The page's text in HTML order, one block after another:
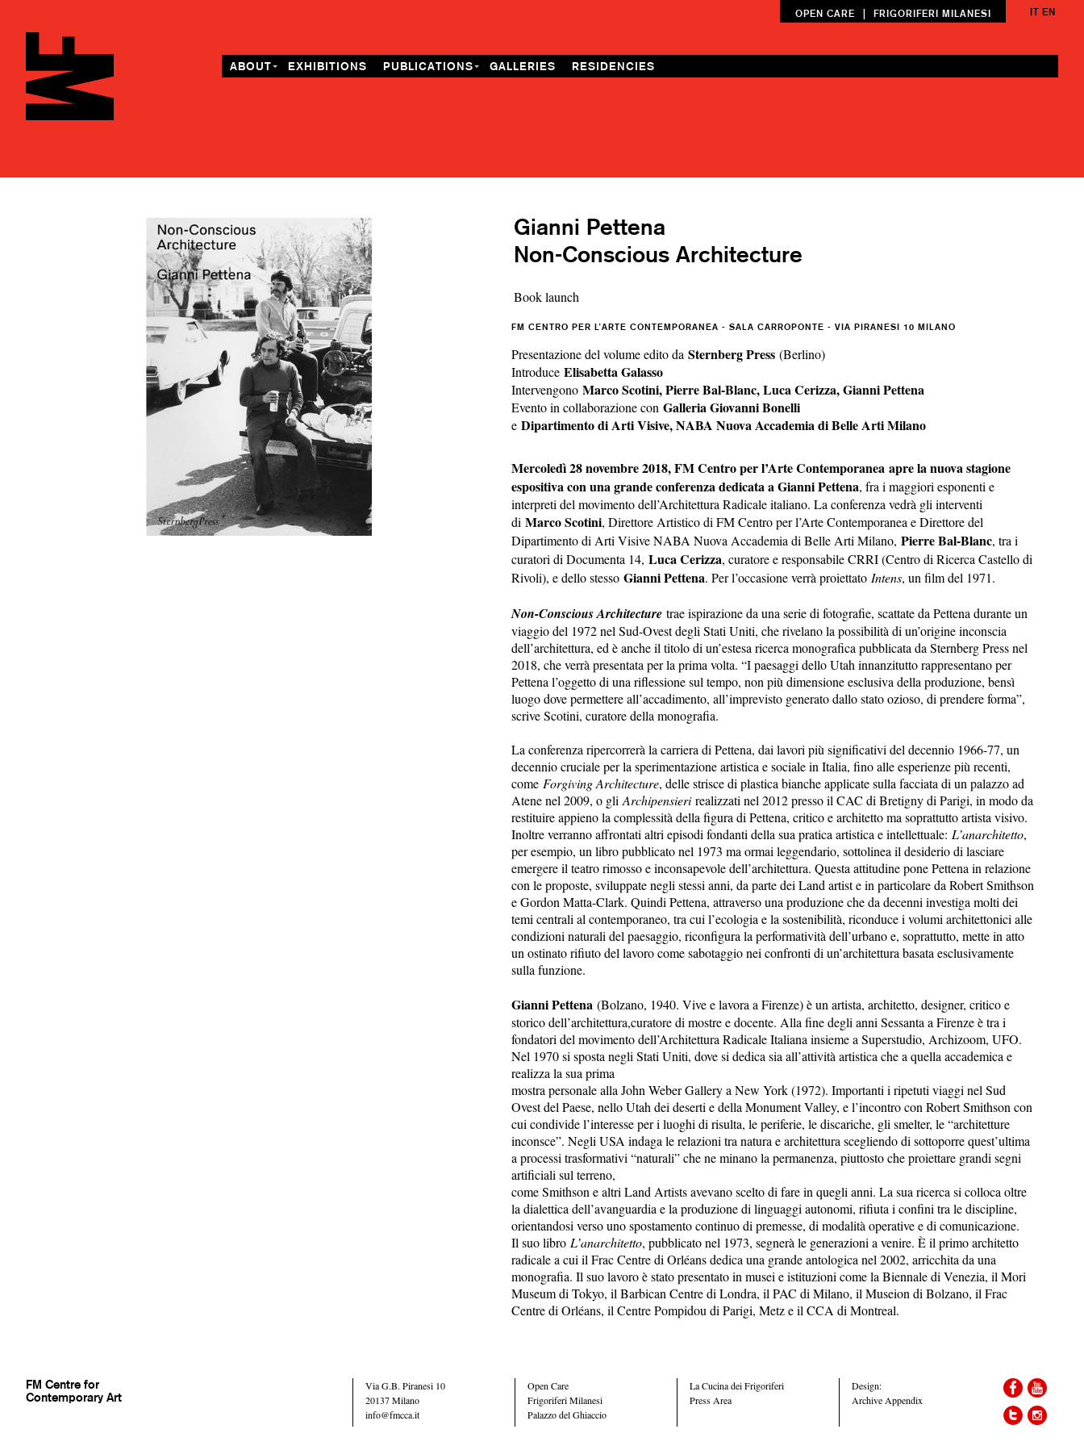
OPEN CARE | FRIGORIFERI MILANESI IT EN
ABOUT EXHIBITIONS PUBLICATIONS GALLERIES RESIDENCIES
Gianni Pettena
Non-Conscious Architecture
Book launch
FM CENTRO PER L’ARTE CONTEMPORANEA - SALA CARROPONTE - VIA PIRANESI 10 MILANO
Presentazione del volume edito daSternberg Press(Berlino)
IntroduceElisabetta Galasso
IntervengonoMarco Scotini, Pierre Bal-Blanc, Luca Cerizza, Gianni Pettena
Evento in collaborazione conGalleria Giovanni Bonelli
eDipartimento di Arti Visive, NABA Nuova Accademia di Belle Arti Milano
Mercoledì 28 novembre 2018, FM Centro per l’Arte Contemporanea apre la nuova stagione
espositiva con una grande conferenza dedicata a Gianni Pettena, fra i maggiori esponenti e
interpreti del movimento dell’Architettura Radicale italiano. La conferenza vedrà gli interventi
di Marco Scotini, Direttore Artistico di FM Centro per l’Arte Contemporanea e Direttore del
Dipartimento di Arti Visive NABA Nuova Accademia di Belle Arti Milano, Pierre Bal-Blanc, tra i
curatori di Documenta 14, Luca Cerizza, curatore e responsabile CRRI (Centro di Ricerca Castello di
Rivoli), e dello stesso Gianni Pettena. Per l’occasione verrà proiettato Intens, un film del 1971.
Non-Conscious Architecturetrae ispirazione da una serie di fotografie, scattate da Pettena durante un
viaggio del 1972 nel Sud-Ovest degli Stati Uniti, che rivelano la possibilità di un’origine inconscia
dell’architettura, ed è anche il titolo di un’estesa ricerca monografica pubblicata da Sternberg Press nel
2018, che verrà presentata per la prima volta. “I paesaggi dello Utah innanzitutto rappresentano per
Pettena l’oggetto di una riflessione sul tempo, non più dimensione esclusiva della produzione, bensì
luogo dove permettere all’accadimento, all’imprevisto generato dallo stato ozioso, di prendere forma”,
scrive Scotini, curatore della monografia.
La conferenza ripercorrerà la carriera di Pettena, dai lavori più significativi del decennio 1966-77, un
decennio cruciale per la sperimentazione artistica e sociale in Italia, fino alle esperienze più recenti,
come Forgiving Architecture, delle strisce di plastica bianche applicate sulla facciata di un palazzo ad
Atene nel 2009, o gli Archipensierirealizzati nel 2012 presso il CAC di Bretigny di Parigi, in modo da
restituire appieno la complessità della figura di Pettena, critico e architetto ma soprattutto artista visivo.
Inoltre verranno affrontati altri episodi fondanti della sua pratica artistica e intellettuale: L’anarchitetto,
per esempio, un libro pubblicato nel 1973 ma ormai leggendario, sottolinea il desiderio di lasciare
emergere il teatro rimosso e inconsapevole dell’architettura. Questa attitudine pone Pettena in relazione
con le proposte, sviluppate negli stessi anni, da parte dei Land artist e in particolare da Robert Smithson
e Gordon Matta-Clark. Quindi Pettena, attraverso una produzione che da decenni investiga molti dei
temi centrali al contemporaneo, tra cui l’ecologia e la sostenibilità, riconduce i volumi architettonici alle
condizioni naturali del paesaggio, riconfigura la performatività dell’urbano e, soprattutto, mette in atto
un ostinato rifiuto del lavoro come sabotaggio nei confronti di un’architettura basata esclusivamente
sulla funzione.
Gianni Pettena (Bolzano, 1940. Vive e lavora a Firenze) è un artista, architetto, designer, critico e
storico dell’architettura,curatore di mostre e docente. Alla fine degli anni Sessanta a Firenze è tra i
fondatori del movimento dell’Architettura Radicale Italiana insieme a Superstudio, Archizoom, UFO.
Nel 1970 si sposta negli Stati Uniti, dove si dedica sia all’attività artistica che a quella accademica e
realizza la sua prima
mostra personale alla John Weber Gallery a New York (1972). Importanti i ripetuti viaggi nel Sud
Ovest del Paese, nello Utah dei deserti e della Monument Valley, e l’incontro con Robert Smithson con
cui condivide l’interesse per i luoghi di risulta, le periferie, le discariche, gli smelter, le “architetture
inconsce”. Negli USA indaga le relazioni tra natura e architettura scegliendo di sottoporre quest’ultima
a processi trasformativi “naturali” che ne minano la permanenza, piuttosto che proiettare grandi segni
artificiali sul terreno,
come Smithson e altri Land Artists avevano scelto di fare in quegli anni. La sua ricerca si colloca oltre
la dialettica dell’avanguardia e la produzione di linguaggi autonomi, rifiuta i confini tra le discipline,
orientandosi verso uno spostamento continuo di premesse, di modalità operative e di comunicazione.
Il suo libro L’anarchitetto, pubblicato nel 1973, segnerà le generazioni a venire. È il primo architetto
radicale a cui il Frac Centre di Orléans dedica una grande antologica nel 2002, arricchita da una
monografia. Il suo lavoro è stato presentato in musei e istituzioni come la Biennale di Venezia, il Mori
Museum di Tokyo, il Barbican Centre di Londra, il PAC di Milano, il Museion di Bolzano, il Frac
Centre di Orléans, il Centre Pompidou di Parigi, Metz e il CCA di Montreal.
FM Centre for
Contemporary Art
Via G.B. Piranesi 10
20137 Milano
info@fmcca.it
Open Care
Frigoriferi Milanesi
Palazzo del Ghiaccio
La Cucina dei Frigoriferi
Press Area
Design:
Archive Appendix